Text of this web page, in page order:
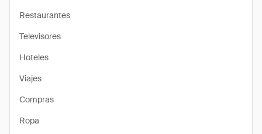
Restaurantes
Televisores
Hoteles
Viajes
Compras
Ropa